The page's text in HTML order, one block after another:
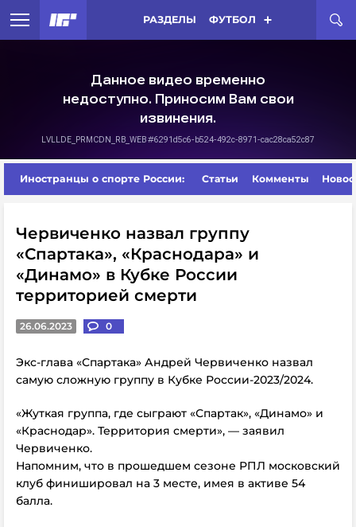
РАЗДЕЛЫ ФУТБОЛ
Иностранцы о спорте России: Статьи Комменты
Червиченко назвал группу
«Спартака», «Краснодара» и
«Динамо» в Кубке России
территорией смерти
26.06.2023 0
Экс-глава «Спартака» Андрей Червиченко назвал
самую сложную группу в Кубке России-2023/2024.
«Жуткая группа, где сыграют «Спартак», «Динамо» и
«Краснодар». Территория смерти», — заявил
Червиченко.
Напомним, что в прошедшем сезоне РПЛ московский
клуб финишировал на 3 месте, имея в активе 54
балла.